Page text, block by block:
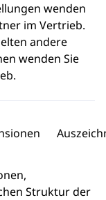
wenden
im Vertrieb.
andere
wenden Sie
Struktur der